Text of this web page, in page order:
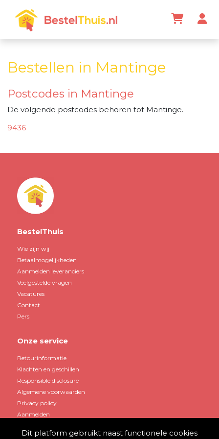
Bestellen in Mantinge
Postcodes in Mantinge
De volgende postcodes behoren tot Mantinge.
9436
BestelThuis
Wie zijn wij
Betaalmogelijkheden
Aanmelden leveranciers
Veelgestelde vragen
Vacatures
Contact
Pers
Onze service
Retourinformatie
Klachten en geschillen
Responsible disclosure
Algemene voorwaarden
Privacy policy
Aanmelden
Dit platform gebruikt naast functionele cookies